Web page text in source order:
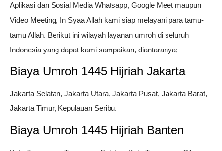
Aplikasi dan Sosial Media Whatsapp, Google Meet maupun
Video Meeting, In Syaa Allah kami siap melayani para tamu-
tamu Allah. Berikut ini wilayah layanan umroh di seluruh
Indonesia yang dapat kami sampaikan, diantaranya;
Biaya Umroh 1445 Hijriah Jakarta
Jakarta Selatan, Jakarta Utara, Jakarta Pusat, Jakarta Barat,
Jakarta Timur, Kepulauan Seribu.
Biaya Umroh 1445 Hijriah Banten